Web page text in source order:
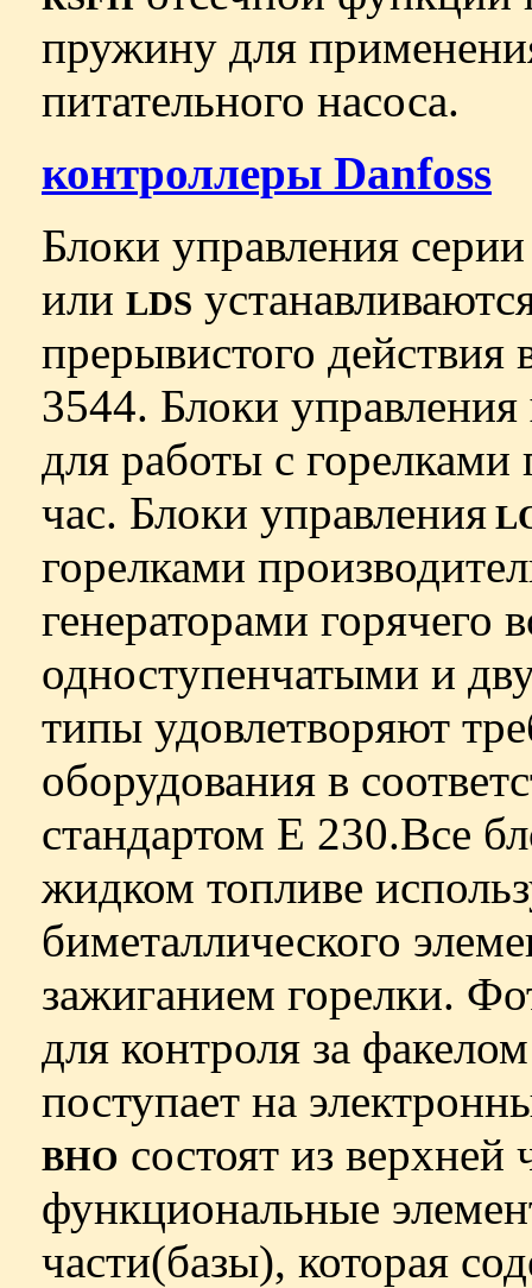
пружину для
питательного насоса.
контроллеры Danfoss
Блоки управления
или LDS
прерывистого действия
3544. Блоки управления
для работы с
час. Блоки управления
горелками
генераторами горячего
одноступенчатыми и
типы удовлетворяют
оборудования в
стандартом Е 230.Все
жидком топливе
биметаллического
зажиганием горелки.
для контроля за
поступает на
ВНО состоят из верхней
функциональные
части(базы), которая